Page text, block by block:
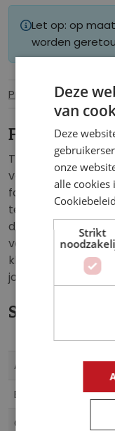
Let op: op
worden
Productinformatie
Fotobehang
Transformeer de
voetbalarena met
fotobehang. Laat
terwijl een
de muren siert.
voetbal die dwars
kleuren creëren
jonge voetbalfan
Specificaties
Artikelnummer
EAN
Collectie
Deze
van
Deze
onze
alle cookies
Strikt